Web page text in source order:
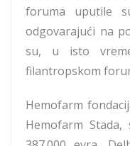
foruma uputile
odgovarajući na
su, u isto
filantropskom
Hemofarm
Hemofarm